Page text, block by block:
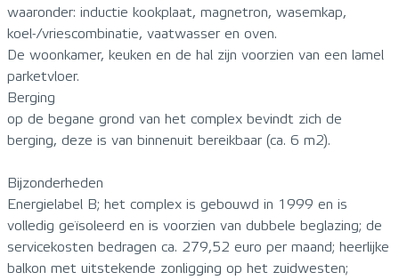
waaronder: inductie kookplaat, magnetron, wasemkap,
koel-/vriescombinatie, vaatwasser en oven.
De woonkamer, keuken en de hal zijn voorzien van een lamel
parketvloer.
Berging
op de begane grond van het complex bevindt zich de
berging, deze is van binnenuit bereikbaar (ca. 6 m2).
Bijzonderheden
Energielabel B; het complex is gebouwd in 1999 en is
volledig geïsoleerd en is voorzien van dubbele beglazing; de
servicekosten bedragen ca. 279,52 euro per maand; heerlijke
balkon met uitstekende zonligging op het zuidwesten;